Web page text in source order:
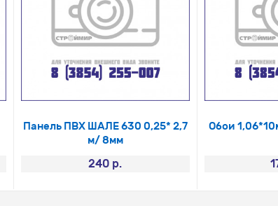
Панель ПВХ ШАЛЕ 630 0,25* 2,7
м/ 8мм
240 р.
Обои